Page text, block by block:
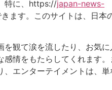
特に、https://japan-news-
ます。このサイトは、日本
観て涙を流したり、お気
情をもたらしてくれます
エンターテイメントは、単